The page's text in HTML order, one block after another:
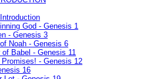
God - Genesis 1
- Genesis 3
Noah - Genesis 6
of Babel - Genesis 11
- Genesis 12
16